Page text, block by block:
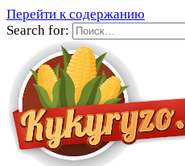
Перейти к содержанию
Search for: